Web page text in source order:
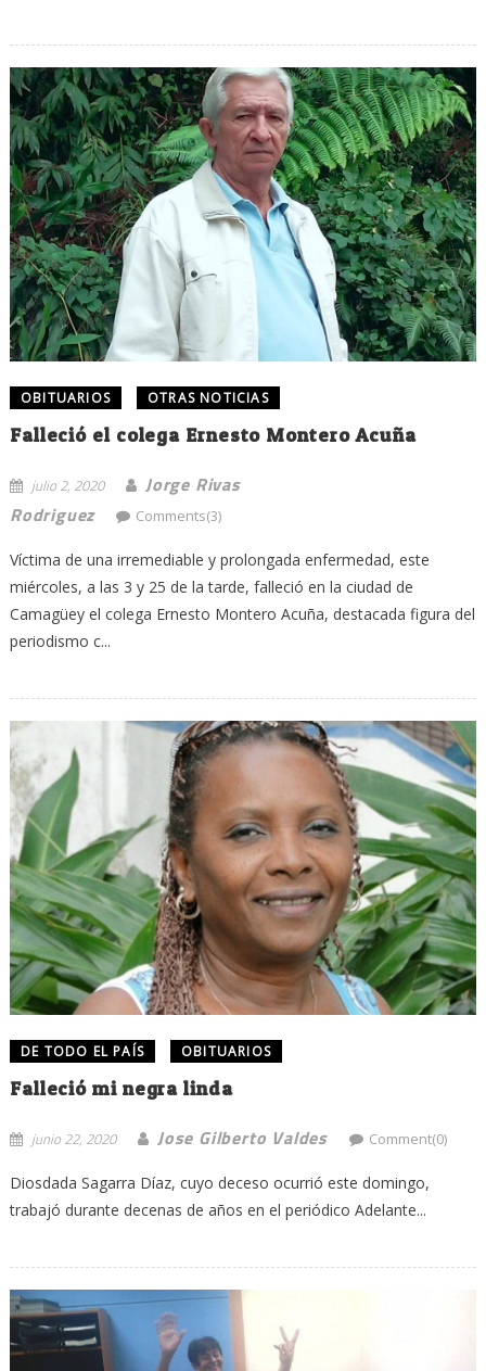
OBITUARIOS OTRAS NOTICIAS
Falleció el colega Ernesto Montero Acuña
julio 2, 2020
Jorge Rivas
Rodriguez
Comments(3)
Víctima de una irremediable y prolongada enfermedad, este
miércoles, a las 3 y 25 de la tarde, falleció en la ciudad de
Camagüey el colega Ernesto Montero Acuña, destacada figura del
periodismo c...
DE TODO EL PAÍS OBITUARIOS
Falleció mi negra linda
junio 22, 2020 Jose Gilberto Valdes Comment(0)
Diosdada Sagarra Díaz, cuyo deceso ocurrió este domingo,
trabajó durante decenas de años en el periódico Adelante...